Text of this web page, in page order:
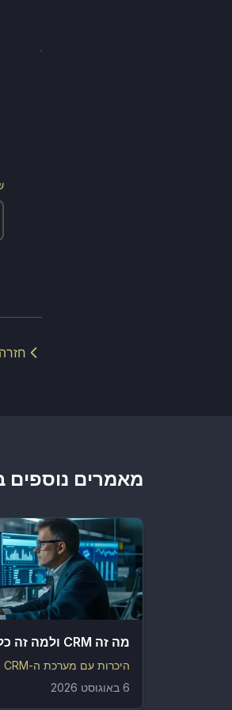
מאמרים נוספים
מה זה CRM ולמה זה כל כך חשוב לעסק שלך
היכרות עם מערכת ה-CRM והיתרונות שלה
6 באוגוסט 2026